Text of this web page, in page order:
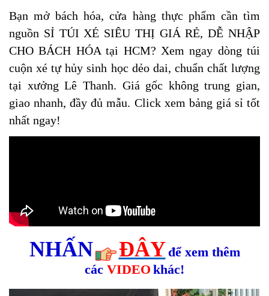
Bạn mở bách hóa, cửa hàng thực phẩm cần tìm
nguồn SỈ TÚI XÉ SIÊU THỊ GIÁ RẺ, DỄ NHẬP
CHO BÁCH HÓA tại HCM? Xem ngay dòng túi
cuộn xé tự hủy sinh học dẻo dai, chuẩn chất lượng
tại xưởng Lê Thanh. Giá gốc không trung gian,
giao nhanh, đầy đủ mẫu. Click xem bảng giá sỉ tốt
nhất ngay!
NHẤN ĐÂY để xem thêm
các VIDEO khác!